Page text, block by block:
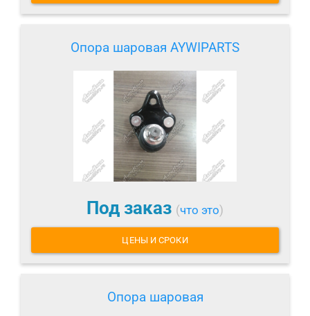
Опора шаровая AYWIPARTS
Под заказ (что это)
ЦЕНЫ И СРОКИ
Опора шаровая